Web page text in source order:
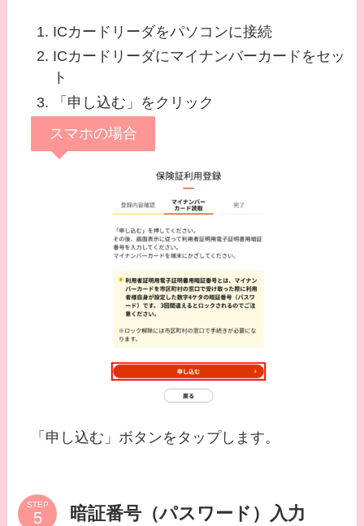
ICカードリーダをパソコンに接続
ICカードリーダにマイナンバーカードをセッ
ト
「申し込む」をクリック
スマホの場合
「申し込む」ボタンをタップします。
STEP 暗証番号（パスワード）入力